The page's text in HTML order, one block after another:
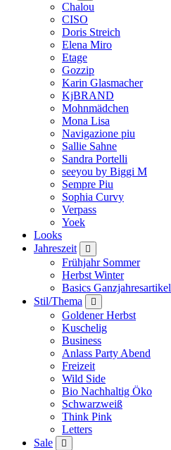
Chalou
CISO
Doris Streich
Elena Miro
Etage
Gozzip
Karin Glasmacher
KjBRAND
Mohnmädchen
Mona Lisa
Navigazione piu
Sallie Sahne
Sandra Portelli
seeyou by Biggi M
Sempre Piu
Sophia Curvy
Verpass
Yoek
Looks
Jahreszeit
Frühjahr Sommer
Herbst Winter
Basics Ganzjahresartikel
Stil/Thema
Goldener Herbst
Kuschelig
Business
Anlass Party Abend
Freizeit
Wild Side
Bio Nachhaltig Öko
Schwarzweiß
Think Pink
Letters
Sale